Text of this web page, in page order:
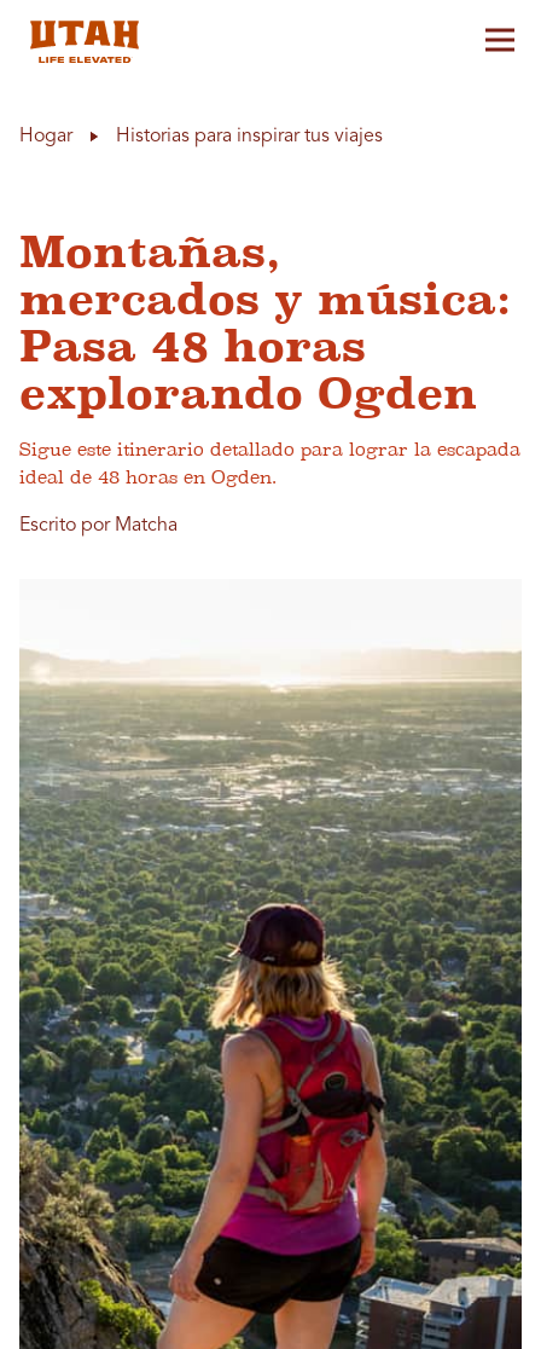
Hogar Historias para inspirar tus viajes
Montañas,
mercados y música:
Pasa 48 horas
explorando Ogden
Sigue este itinerario detallado para lograr la escapada
ideal de 48 horas en Ogden.
Escrito por Matcha